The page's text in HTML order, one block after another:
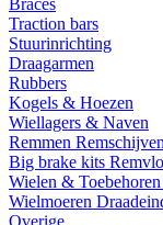
Braces
Traction bars
Stuurinrichting
Draagarmen
Rubbers
Kogels & Hoezen
Wiellagers & Naven
Remmen Remschijven
Big brake kits
Wielen & Toebehoren
Wielmoeren
Overige